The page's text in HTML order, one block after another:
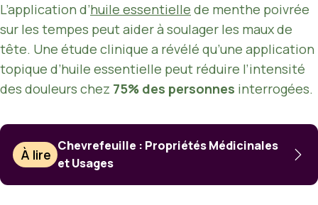
L’application d’huile essentielle de menthe poivrée
sur les tempes peut aider à soulager les maux de
tête. Une étude clinique a révélé qu’une application
topique d’huile essentielle peut réduire l’intensité
des douleurs chez 75% des personnes interrogées.
À lire
Chevrefeuille : Propriétés Médicinales
et Usages